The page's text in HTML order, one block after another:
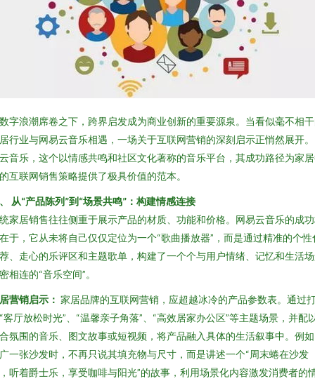
字浪潮席卷之下，跨界启发成为商业创新的重要源泉。当看似毫不相
行业与网易云音乐相遇，一场关于互联网营销的深刻启示正悄然展开
音乐，这个以情感共鸣和社区文化著称的音乐平台，其成功路径为家
互联网销售策略提供了极具价值的范本。
从“产品陈列”到“场景共鸣”：构建情感连接
家居销售往往侧重于展示产品的材质、功能和价格。网易云音乐的成
于，它从未将自己仅仅定位为一个“歌曲播放器”，而是通过精准的个性
、走心的乐评区和主题歌单，构建了一个个与用户情绪、记忆和生活
相连的“音乐空间”。
营销启示： 家居品牌的互联网营销，应超越冰冷的产品参数表。通过
客厅放松时光”、“温馨亲子角落”、“高效居家办公区”等主题场景，并配
氛围的音乐、图文故事或短视频，将产品融入具体的生活叙事中。例
一张沙发时，不再只说其填充物与尺寸，而是讲述一个“周末蜷在沙发
听着爵士乐，享受咖啡与阳光”的故事，利用场景化内容激发消费者的